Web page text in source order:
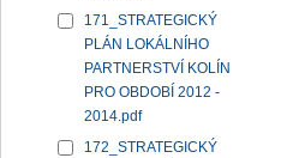
171_STRATEGICKÝ
PLÁN LOKÁLNÍHO
PARTNERSTVÍ KOLÍN
PRO OBDOBÍ 2012 -
2014.pdf
172_STRATEGICKÝ